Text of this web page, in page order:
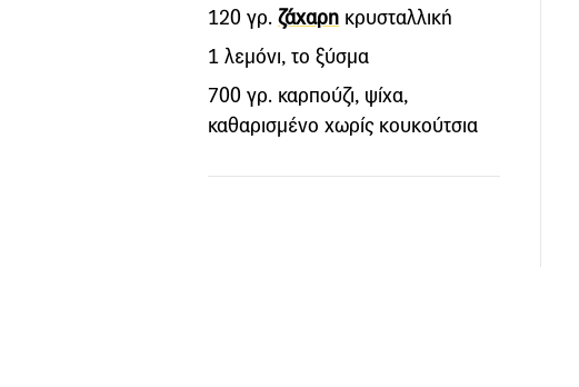
120 γρ. ζάχαρη κρυσταλλική
1 λεμόνι, το ξύσμα
700 γρ. καρπούζι, ψίχα,
καθαρισμένο χωρίς κουκούτσια